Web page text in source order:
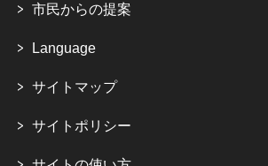
市民からの提案
Language
サイトマップ
サイトポリシー